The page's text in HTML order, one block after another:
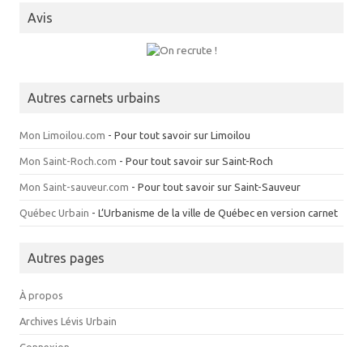
Avis
Autres carnets urbains
Mon Limoilou.com - Pour tout savoir sur Limoilou
Mon Saint-Roch.com - Pour tout savoir sur Saint-Roch
Mon Saint-sauveur.com - Pour tout savoir sur Saint-Sauveur
Québec Urbain - L’Urbanisme de la ville de Québec en version carnet
Autres pages
À propos
Archives Lévis Urbain